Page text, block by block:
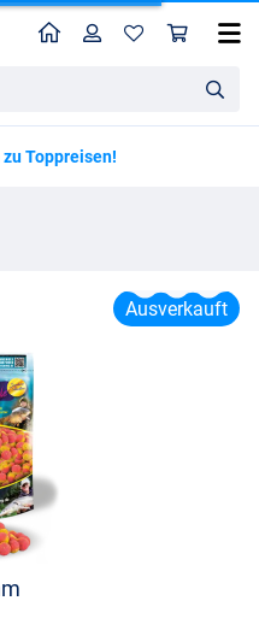
HomeProfil
Toppreisen!
Behr Trendex Bi-Color Boilies Scopex-Krill (250g)
Ausverkauft